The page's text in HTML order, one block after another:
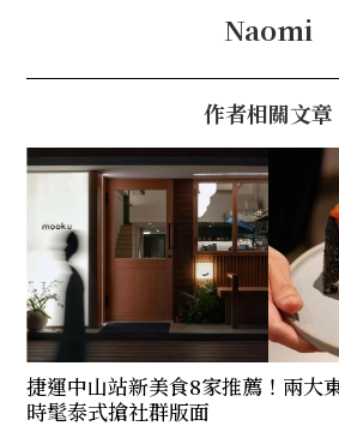
Naomi
作者相關文章
捷運中山站新美食8家推薦！兩大
時髦泰式搶社群版面